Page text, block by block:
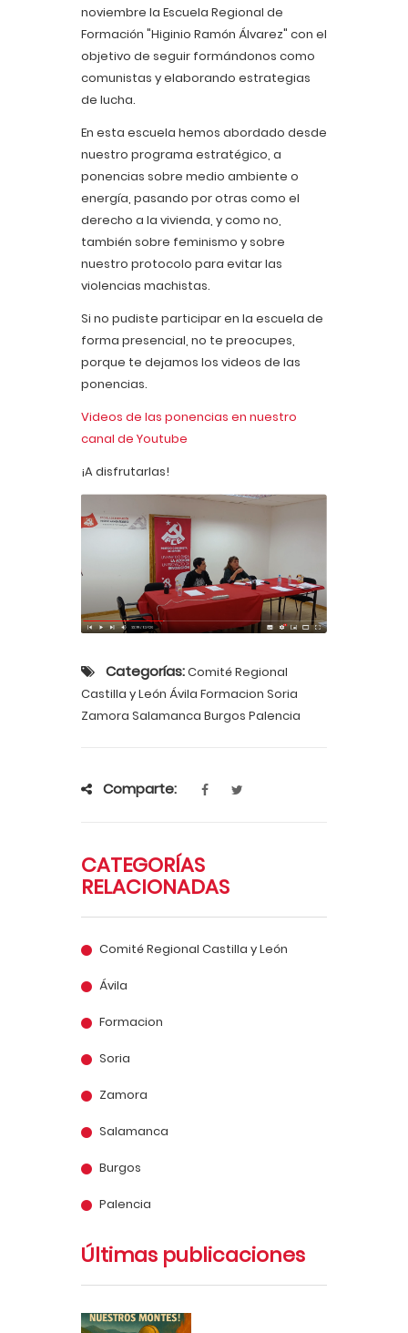
noviembre la Escuela Regional de
Formación "Higinio Ramón Álvarez" con el
objetivo de seguir formándonos como
comunistas y elaborando estrategias
de lucha.
En esta escuela hemos abordado desde
nuestro programa estratégico, a
ponencias sobre medio ambiente o
energía, pasando por otras como el
derecho a la vivienda, y como no,
también sobre feminismo y sobre
nuestro protocolo para evitar las
violencias machistas.
Si no pudiste participar en la escuela de
forma presencial, no te preocupes,
porque te dejamos los videos de las
ponencias.
Videos de las ponencias en nuestro
canal de Youtube
¡A disfrutarlas!
Categorías:Comité Regional
Castilla y León Ávila Formacion Soria
Zamora Salamanca Burgos Palencia
Comparte:
CATEGORÍAS
RELACIONADAS
Comité Regional Castilla y León
Ávila
Formacion
Soria
Zamora
Salamanca
Burgos
Palencia
Últimas publicaciones